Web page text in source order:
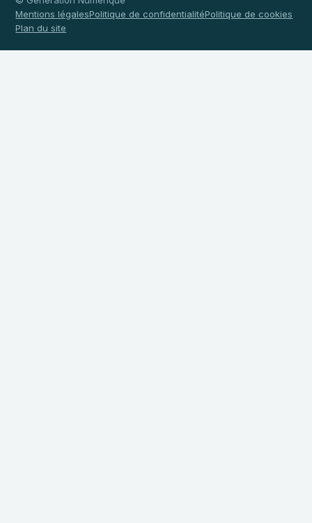
Mentions légalesPolitique de confidentialitéPolitique de cookies
Plan du site